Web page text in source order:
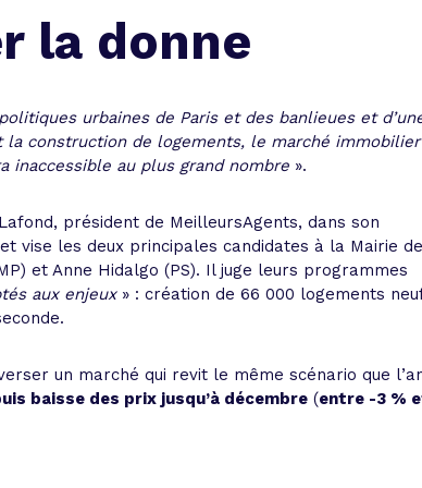
immobilier
immobilier
de crédits
la donne
urbaines de Paris et des banlieues et
construction de logements, le marché immobilier
inaccessible au plus grand nombre ».
président de MeilleursAgents, dans son
vise les deux principales candidates à la Mairie de
et Anne Hidalgo (PS). Il juge leurs programmes
aux enjeux» : création de 66 000 logements
un marché qui revit le même scénario que
baisse des prix jusqu’à décembre (entre -3 %